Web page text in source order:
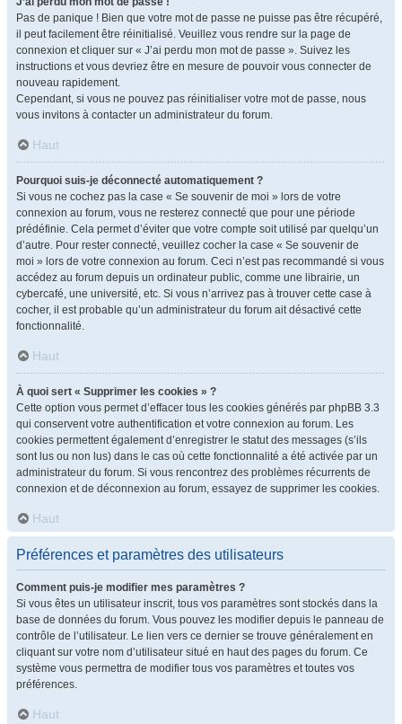
Pas de panique ! Bien que votre mot de passe ne puisse pas être récupéré,
il peut facilement être réinitialisé. Veuillez vous rendre sur la page de
connexion et cliquer sur « J’ai perdu mon mot de passe ». Suivez les
instructions et vous devriez être en mesure de pouvoir vous connecter de
nouveau rapidement.
Cependant, si vous ne pouvez pas réinitialiser votre mot de passe, nous
vous invitons à contacter un administrateur du forum.
Haut
Pourquoi suis-je déconnecté automatiquement ?
Si vous ne cochez pas la case « Se souvenir de moi » lors de votre
connexion au forum, vous ne resterez connecté que pour une période
prédéfinie. Cela permet d’éviter que votre compte soit utilisé par quelqu’un
d’autre. Pour rester connecté, veuillez cocher la case « Se souvenir de
moi » lors de votre connexion au forum. Ceci n’est pas recommandé si vous
accédez au forum depuis un ordinateur public, comme une librairie, un
cybercafé, une université, etc. Si vous n’arrivez pas à trouver cette case à
cocher, il est probable qu’un administrateur du forum ait désactivé cette
fonctionnalité.
Haut
À quoi sert « Supprimer les cookies » ?
Cette option vous permet d’effacer tous les cookies générés par phpBB 3.3
qui conservent votre authentification et votre connexion au forum. Les
cookies permettent également d’enregistrer le statut des messages (s’ils
sont lus ou non lus) dans le cas où cette fonctionnalité a été activée par un
administrateur du forum. Si vous rencontrez des problèmes récurrents de
connexion et de déconnexion au forum, essayez de supprimer les cookies.
Haut
Préférences et paramètres des utilisateurs
Comment puis-je modifier mes paramètres ?
Si vous êtes un utilisateur inscrit, tous vos paramètres sont stockés dans la
base de données du forum. Vous pouvez les modifier depuis le panneau de
contrôle de l’utilisateur. Le lien vers ce dernier se trouve généralement en
cliquant sur votre nom d’utilisateur situé en haut des pages du forum. Ce
système vous permettra de modifier tous vos paramètres et toutes vos
préférences.
Haut